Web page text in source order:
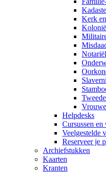
Kerk
Helpdesks
Cursussen
Veelgestelde
Reserveer je
Archiefstukken
Kaarten
Kranten